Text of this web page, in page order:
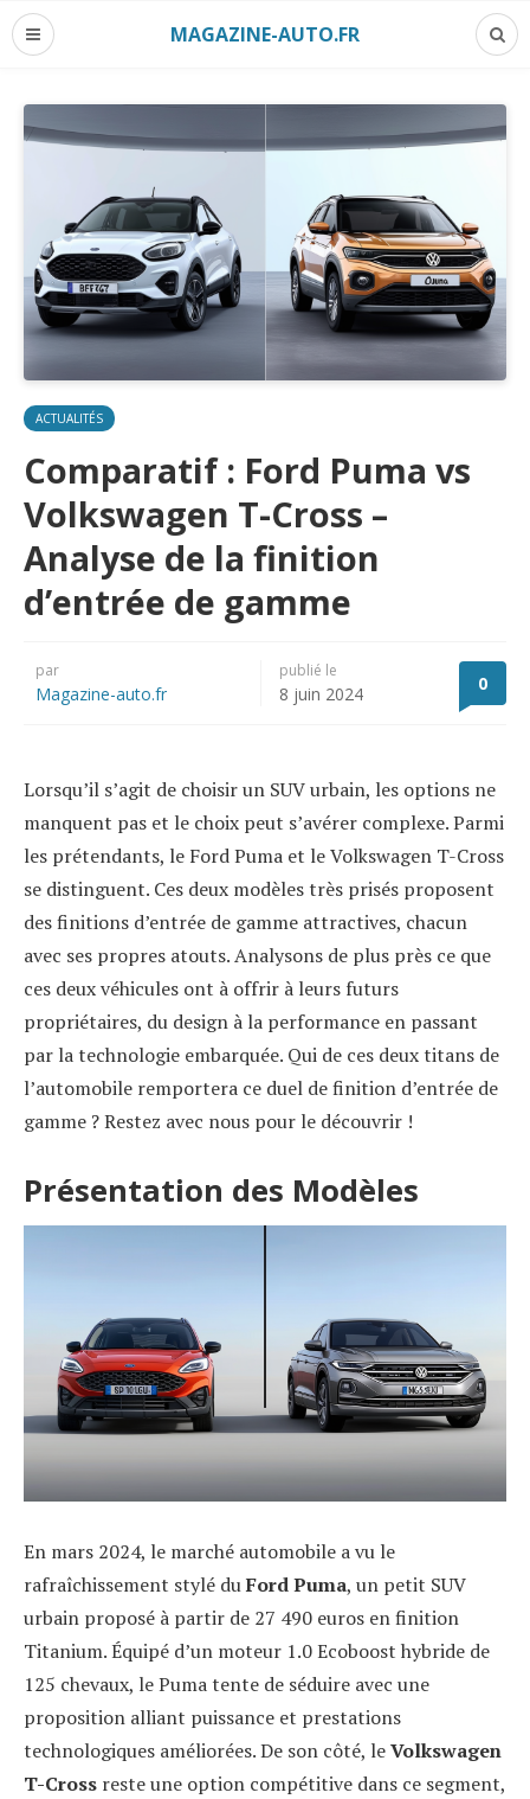
MAGAZINE-AUTO.FR
ACTUALITÉS
Comparatif : Ford Puma vs
Volkswagen T-Cross –
Analyse de la finition
d’entrée de gamme
par
Magazine-auto.fr
publié le
8 juin 2024 0
Lorsqu’il s’agit de choisir un SUV urbain, les options ne
manquent pas et le choix peut s’avérer complexe. Parmi
les prétendants, le Ford Puma et le Volkswagen T-Cross
se distinguent. Ces deux modèles très prisés proposent
des finitions d’entrée de gamme attractives, chacun
avec ses propres atouts. Analysons de plus près ce que
ces deux véhicules ont à offrir à leurs futurs
propriétaires, du design à la performance en passant
par la technologie embarquée. Qui de ces deux titans de
l’automobile remportera ce duel de finition d’entrée de
gamme ? Restez avec nous pour le découvrir !
Présentation des Modèles
En mars 2024, le marché automobile a vu le
rafraîchissement stylé duFord Puma, un petit SUV
urbain proposé à partir de 27 490 euros en finition
Titanium. Équipé d’un moteur 1.0 Ecoboost hybride de
125 chevaux, le Puma tente de séduire avec une
proposition alliant puissance et prestations
technologiques améliorées. De son côté, leVolkswagen
T-Cross reste une option compétitive dans ce segment,